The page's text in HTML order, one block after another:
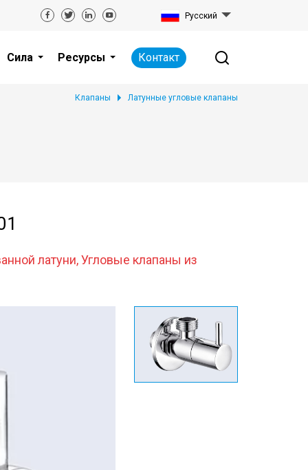
Русский
Контакт
Сила Ресурсы
Клапаны Латунные угловые клапаны
латуни, Угловые клапаны из